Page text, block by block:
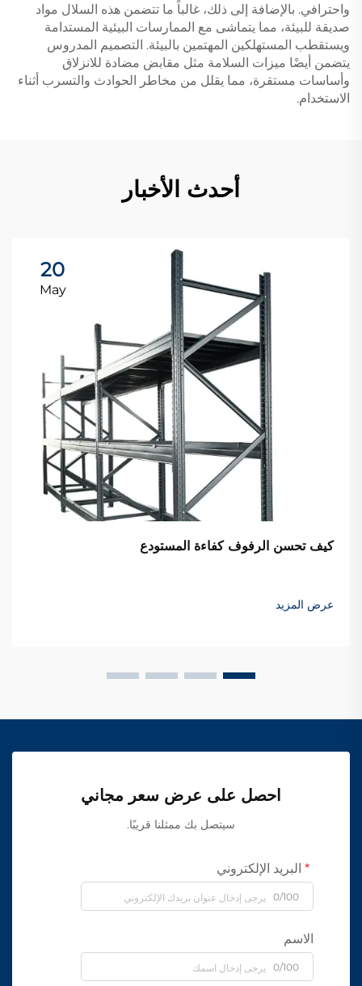
واحترافي. بالإضافة إلى ذلك، غالباً ما تتضمن هذه السلال مواد
صديقة للبيئة، مما يتماشى مع الممارسات البيئية المستدامة
ويستقطب المستهلكين المهتمين بالبيئة. التصميم المدروس
يتضمن أيضًا ميزات السلامة مثل مقابض مضادة للانزلاق
وأساسات مستقرة، مما يقلل من مخاطر الحوادث والتسرب أثناء
الاستخدام.
أحدث الأخبار
20
May
كيف تحسن الرفوف كفاءة المستودع
عرض المزيد
احصل على عرض سعر مجاني
سيتصل بك ممثلنا قريبًا.
البريد الإلكتروني
0/100
الاسم
0/100